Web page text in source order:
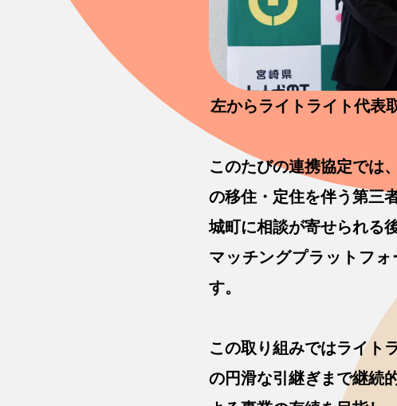
左からライトライト代表
このたびの連携協定では
の移住・定住を伴う第三
城町に相談が寄せられる
マッチングプラットフ
す。
この取り組みではライト
の円滑な引継ぎまで継続